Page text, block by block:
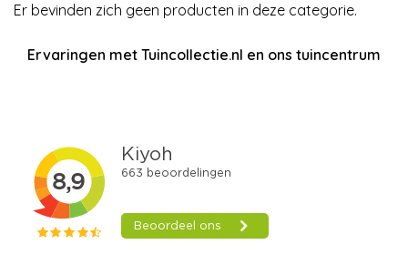
Er bevinden zich geen producten in deze categorie.
Ervaringen met Tuincollectie.nl en ons tuincentrum